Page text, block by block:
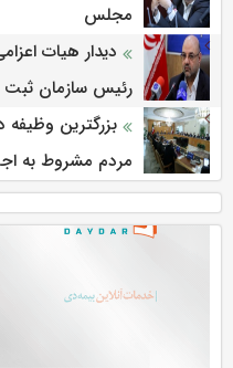
مجلس
دیدار هیات
رئیس سازمان ثبت
بزرگترین
مردم مشروط به